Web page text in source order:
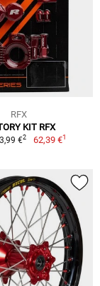
RFX
KIT RFX
€2 62,39 €1